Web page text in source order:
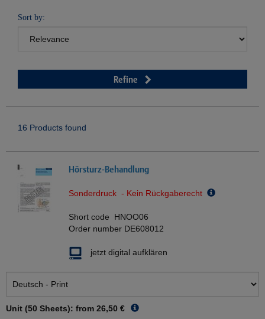
Sort by:
Refine
16 Products found
Hörsturz-Behandlung
Sonderdruck - Kein Rückgaberecht
Short code HNOO06
Order number DE608012
jetzt digital aufklären
Unit (50 Sheets): from 26,50 €